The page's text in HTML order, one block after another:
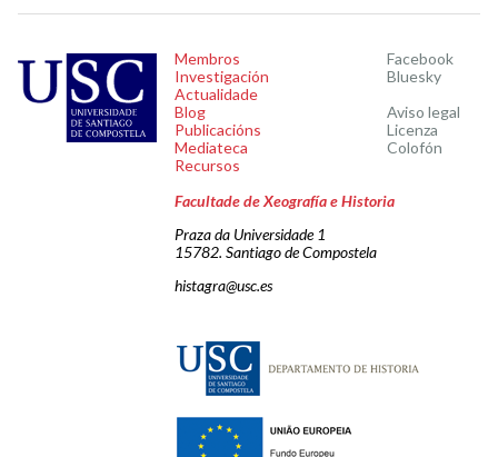
Membros
Investigación
Actualidade
Blog
Publicacións
Mediateca
Recursos
Facebook
Bluesky
Aviso legal
Licenza
Colofón
Facultade de Xeografía e Historia
Praza da Universidade 1
15782. Santiago de Compostela
histagra@usc.es